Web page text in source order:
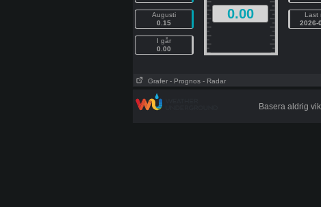
Augusti
0.15
I går
0.00
0.00
Last
2026-
Grafer - Prognos - Radar
Basera aldrig